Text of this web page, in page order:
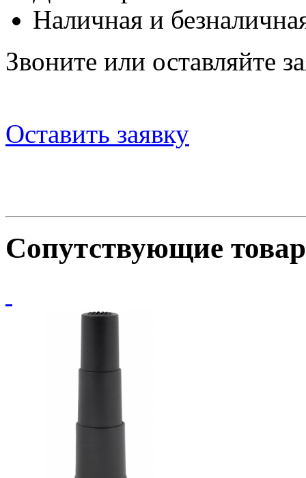
Наличная и
Звоните или оставляйте
Оставить заявку
Сопутствующие